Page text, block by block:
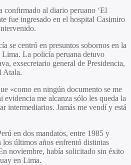
confirmado al diario peruano ‘El
fue ingresado en el hospital Casimiro
se centró en presuntos sobornos en la
La policía peruana detuvo
exsecretario general de Presidencia,
Atala.
«como en ningún documento se me
me alcanza sólo les queda la
Jamás me vendí y está
en dos mandatos, entre 1985 y
últimos años enfrentó distintas
noviembre, había solicitado sin éxito
en Lima.